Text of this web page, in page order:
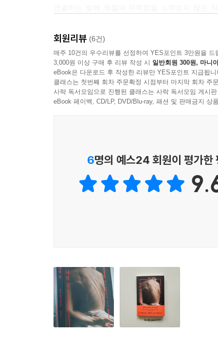
서야 알게 된 바 그 말은 곧, 양말이 잘 개져 있고
도 혀가 풀리지 않고 올리브 오일을 먹어도 배에
--- p.163
“곰, 나는 인간 여자에 불과해. 네 따각거리는 발
게 하듯 내 심장을 파내줘. 내 머리를 찢어 떼어내,
짐승의 냄새를 풍기는 여자, 공허하고 화가 났다.
--- p.189
존재에 대한 의문이 그녀를 끈질기게 따라다녀
않은 사람은 없을 것이다. 루는 집요한 성찰 끝
출간된 『나의 곰』이 세대를 초월해 던지는 ‘
우리의 마음 구석구석에 와닿는다.
날씨가 바뀌고 지하실 창에도 볕이 들 때쯤, 햇
항상 수치스러웠다. 오래전 영혼에 각인된 풍요
엥겔의 대표작『나의 곰』은 “기묘하고도 놀
이야기다”(〈뉴요커〉), “흥미진진한 이야기. 훌
것을. 가치는 이유가 아니라 존재라는 것을. 이유
- 최재원 (시인)
기묘하고도 놀라운 책. 충격적인 울림이 있다.
- 마거릿 애트우드 (소설가)
『나의 곰』은 신비롭고 놀라운 역작이다.
고요하게 관능적이면서도 페미니즘적인 이야기다.
- [뉴요커]
회원리뷰 (6건)
매주 10건의 우수리뷰를 선정하여 YES포인트 3만원을 드
3,000원 이상 구매 후 리뷰 작성 시 일반회원 300원, 마니
eBook은 다운로드 후 작성한 리뷰만 YES포인트 지급됩니
클래스는 첫번째 회차 주문확정 시점부터 마지막 회차 주
사락 독서모임으로 진행된 클래스는 사락 독서모임 게시
eBook 페이백, CD/LP, DVD/Blu-ray, 패션 및 판매금지 상
6명의 예스24 회원이 평가한